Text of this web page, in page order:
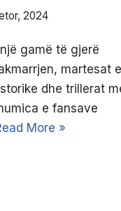
2024
gamë të gjerë
martesat e
dhe trillerat
e fansave
More »